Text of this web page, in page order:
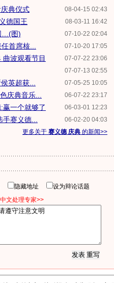
08-04-15 02:43
典仪式
08-03-11 16:42
德国王
07-10-22 02:04
…(图)
07-10-20 17:05
首席核...
07-07-22 23:06
波观看节目
07-07-13 02:55
07-05-25 10:05
英超获...
06-07-22 23:17
庆典音乐...
06-03-01 12:23
赢一个就够了
06-02-20 04:03
赛义德...
更多关于 赛义德 庆典 的新闻>>
隐藏地址
设为辩论话题
文处理专家>>